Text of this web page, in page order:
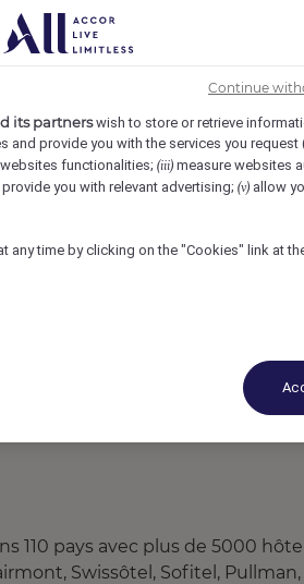
Europe
110 pays avec plus de 5000
Swissôtel, Sofitel, Pullman,
its partnerswish to store or retrieve
and provide you with the services you request
functionalities; (iii) measure websites
you with relevant advertising; (v) allow
any time by clicking on the "Cookies" link at
Continue